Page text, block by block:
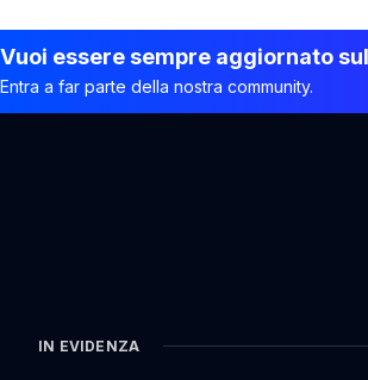
Vuoi essere sempre aggiornato
Entra a far parte della nostra community.
IN EVIDENZA